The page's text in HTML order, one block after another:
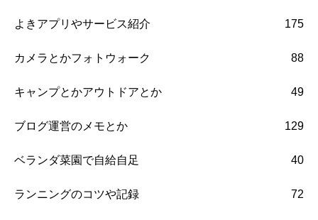
よきアプリやサービス紹介 175
カメラとかフォトウォーク 88
キャンプとかアウトドアとか 49
ブログ運営のメモとか 129
ベランダ菜園で自給自足 40
ランニングのコツや記録 72